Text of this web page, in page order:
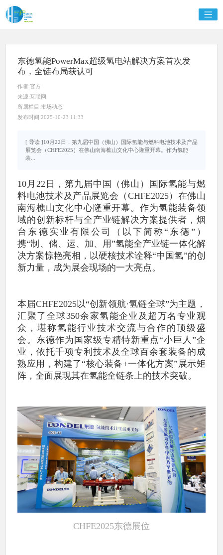
东德氢能PowerMax超级氢电站解决方案首次发
布，全链布局获认可
作者:官方
来源:互联网
所属栏目:市场动态
发布时间:2025-10-23 11:33
[ 导读 ]10月22日，第九届中国（佛山）国际氢能与燃料电池技术及产品
展览会（CHFE2025）在佛山南海樵山文化中心隆重开幕。作为氢能
装...
10月22日，第九届中国（佛山）国际氢能与燃
料电池技术及产品展览会（CHFE2025）在佛山
南海樵山文化中心隆重开幕。作为氢能装备领
域的创新标杆与全产业链解决方案提供者，烟
台东德实业有限公司（以下简称“东德”）
携“制、储、运、加、用”氢能全产业链一体化解
决方案惊艳亮相，以硬核技术诠释“中国氢”的创
新力量，成为展会现场的一大亮点。
本届CHFE2025以“创新领航·氢链全球”为主题，
汇聚了全球350余家氢能企业及超万名专业观
众，堪称氢能行业技术交流与合作的顶级盛
会。东德作为国家级专精特新重点“小巨人”企
业，依托千项专利技术及全球百余套装备的成
熟应用，构建了“核心装备+一体化方案”展示矩
阵，全面展现其在氢能全链条上的技术突破。
CHFE2025东德展位